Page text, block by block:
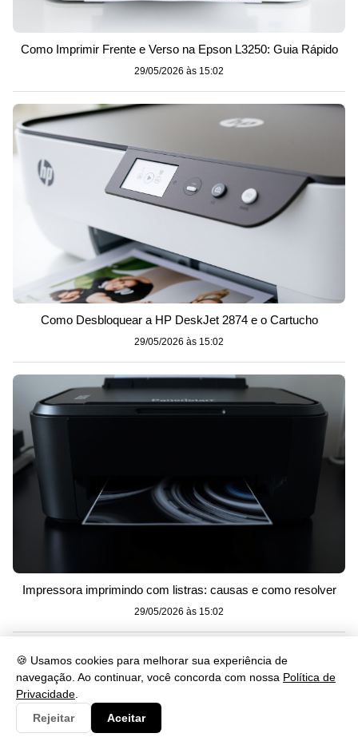
🍪 Usamos cookies para melhorar sua experiência de
navegação. Ao continuar, você concorda com nossa Política de
Privacidade
Rejeitar
Aceitar
Como Imprimir Frente e Verso na Epson L3250: Guia Rápido
29/05/2026 às 15:02
Como Desbloquear a HP DeskJet 2874 e o Cartucho
29/05/2026 às 15:02
Impressora imprimindo com listras: causas e como resolver
29/05/2026 às 15:02